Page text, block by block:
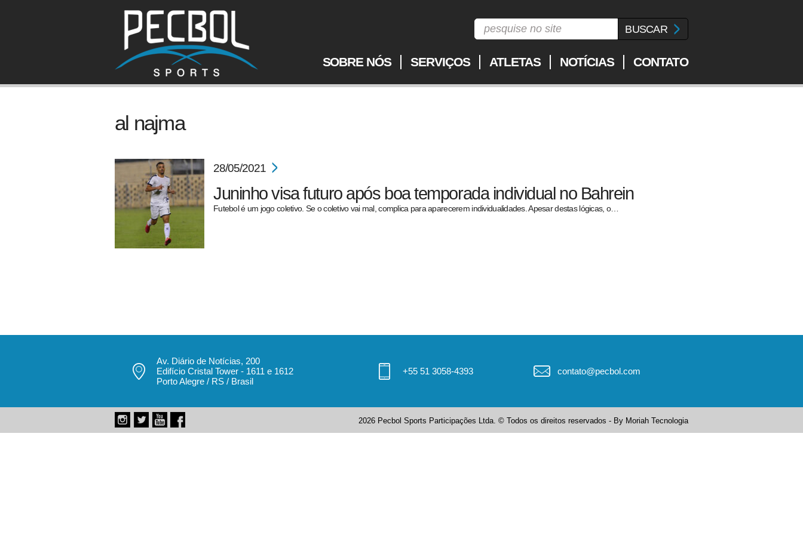
pecbol.com
SOBRE NÓS SERVIÇOS ATLETAS NOTÍCIAS CONTATO
al najma
28/05/2021
Juninho visa futuro após boa temporada individual no Bahrein
Futebol é um jogo coletivo. Se o coletivo vai mal, complica para aparecerem individualidades. Apesar destas lógicas, o…
Av. Diário de Notícias, 200
Edifício Cristal Tower - 1611 e 1612
Porto Alegre / RS / Brasil
+55 51 3058-4393 contato@pecbol.com
2026 Pecbol Sports Participações Ltda. © Todos os direitos reservados - By Moriah Tecnologia